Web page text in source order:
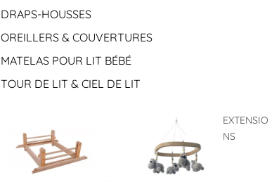
DRAPS-HOUSSES
OREILLERS & COUVERTURES
MATELAS POUR LIT BÉBÉ
TOUR DE LIT & CIEL DE LIT
EXTENSIO
NS